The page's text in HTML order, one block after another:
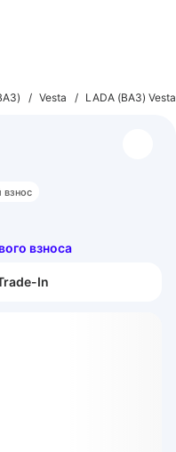
/ Vesta / LADA (ВАЗ) Vesta
взнос
взноса
In